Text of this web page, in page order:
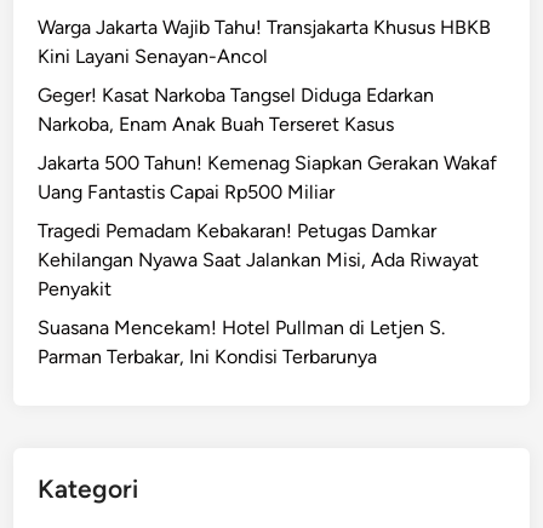
Warga Jakarta Wajib Tahu! Transjakarta Khusus HBKB
Kini Layani Senayan-Ancol
Geger! Kasat Narkoba Tangsel Diduga Edarkan
Narkoba, Enam Anak Buah Terseret Kasus
Jakarta 500 Tahun! Kemenag Siapkan Gerakan Wakaf
Uang Fantastis Capai Rp500 Miliar
Tragedi Pemadam Kebakaran! Petugas Damkar
Kehilangan Nyawa Saat Jalankan Misi, Ada Riwayat
Penyakit
Suasana Mencekam! Hotel Pullman di Letjen S.
Parman Terbakar, Ini Kondisi Terbarunya
Kategori